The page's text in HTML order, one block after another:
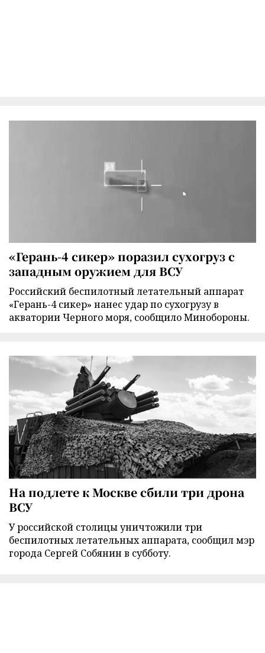
«Герань-4 сикер» поразил сухогруз с
западным оружием для ВСУ
Российский беспилотный летательный аппарат
«Герань-4 сикер» нанес удар по сухогрузу в
акватории Черного моря, сообщило Минобороны.
На подлете к Москве сбили три дрона
ВСУ
У российской столицы уничтожили три
беспилотных летательных аппарата, сообщил мэр
города Сергей Собянин в субботу.